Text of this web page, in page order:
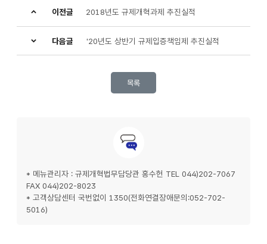
이전글 2018년도 규제개혁과제 추진실적
다음글 '20년도 상반기 규제입증책임제 추진실적
목록
* 메뉴관리자 : 규제개혁법무담당관 홍수헌 TEL 044)202-7067
FAX 044)202-8023
* 고객상담센터 국번없이 1350(전화연결장애문의:052-702-
5016)